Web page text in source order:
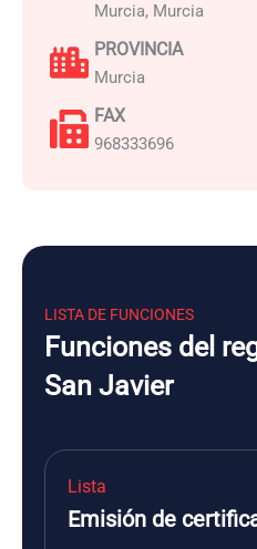
Murcia, Murcia
PROVINCIA
Murcia
FAX
968333696
LISTA DE FUNCIONES
Funciones del
San Javier
Lista
Emisión de